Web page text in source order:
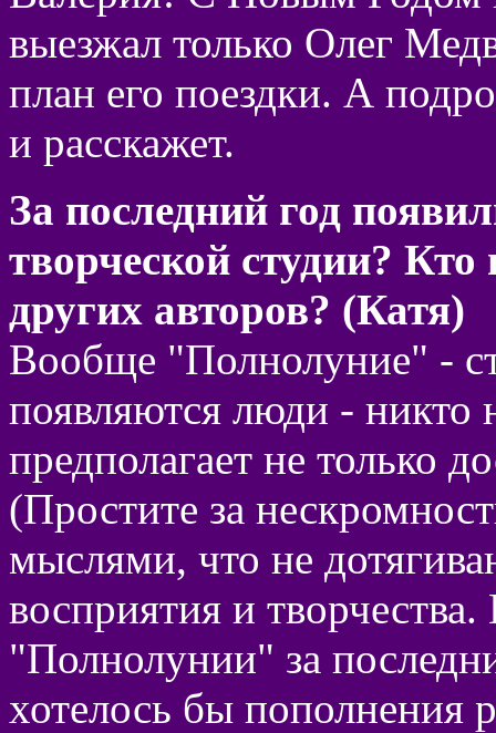
выезжал только Олег
план его поездки. А
и расскажет.
За последний год
творческой студии?
других авторов? (Катя)
Вообще "Полнолуние" -
появляются люди - никто
предполагает не только
(Простите за
мыслями, что не
восприятия и
"Полнолунии" за
хотелось бы пополнения